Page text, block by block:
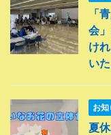
「
会
け
い
お
夏